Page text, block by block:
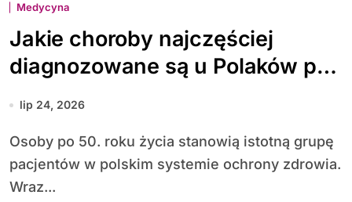
Medycyna
Jakie choroby najczęściej
diagnozowane są u Polaków po
50. roku życia
lip 24, 2026
Osoby po 50. roku życia stanowią istotną grupę
pacjentów w polskim systemie ochrony zdrowia.
Wraz...